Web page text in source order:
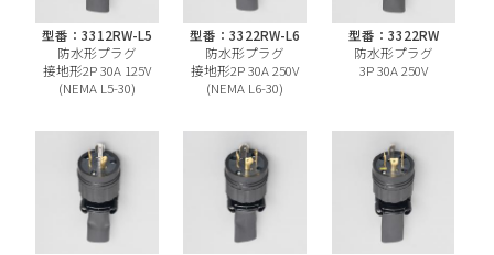
型番：3312RW-L5
防水形プラグ
接地形2P 30A 125V
(NEMA L5-30)
型番：3322RW-L6
防水形プラグ
接地形2P 30A 250V
(NEMA L6-30)
型番：3322RW
防水形プラグ
3P 30A 250V